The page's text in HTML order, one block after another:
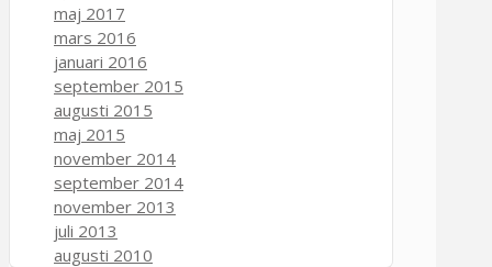
maj 2017
mars 2016
januari 2016
september 2015
augusti 2015
maj 2015
november 2014
september 2014
november 2013
juli 2013
augusti 2010